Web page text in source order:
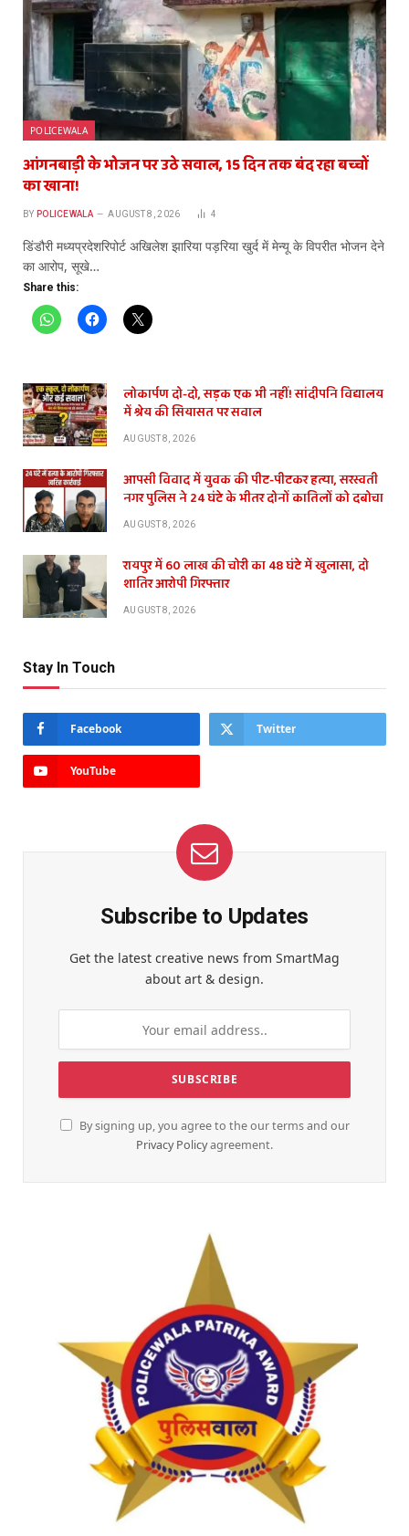
POLICEWALA
आंगनबाड़ी के भोजन पर उठे सवाल, 15 दिन तक बंद रहा बच्चों
का खाना!
BY POLICEWALA AUGUST 8, 2026 4
डिंडौरी मध्यप्रदेशरिपोर्ट अखिलेश झारिया पड़रिया खुर्द में मेन्यू के विपरीत भोजन देने
का आरोप, सूखे…
Share this:
लोकार्पण दो-दो, सड़क एक भी नहीं! सांदीपनि विद्यालय
में श्रेय की सियासत पर सवाल
AUGUST 8, 2026
आपसी विवाद में युवक की पीट-पीटकर हत्या, सरस्वती
नगर पुलिस ने 24 घंटे के भीतर दोनों कातिलों को दबोचा
AUGUST 8, 2026
रायपुर में 60 लाख की चोरी का 48 घंटे में खुलासा, दो
शातिर आरोपी गिरफ्तार
AUGUST 8, 2026
Stay In Touch
Facebook Twitter
YouTube
Subscribe to Updates
Get the latest creative news from SmartMag
about art & design.
By signing up, you agree to the our terms and our
Privacy Policyagreement.